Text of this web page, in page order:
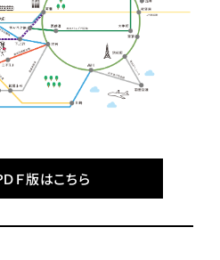
Ｆ版はこちら